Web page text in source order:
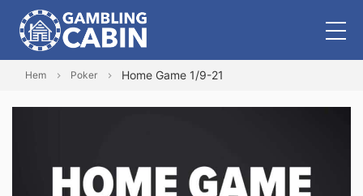
Hem Poker Home Game 1/9-21